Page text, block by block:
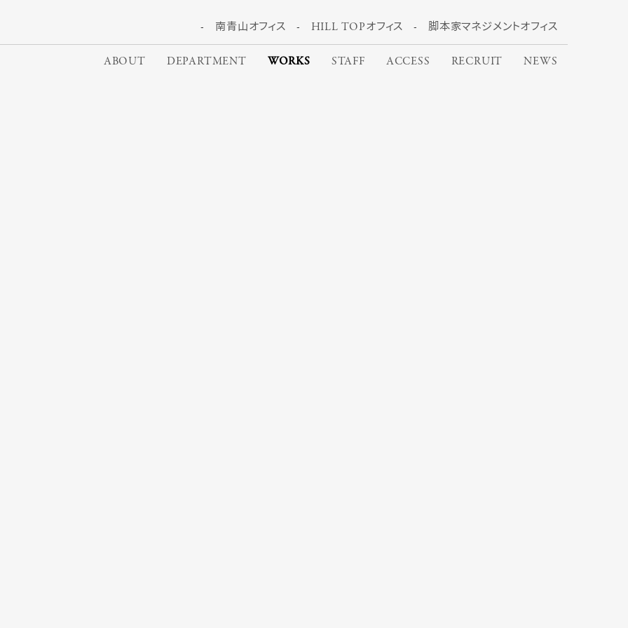
南青山オフィス HILL TOPオフィス 脚本家マネジメントオフィス
ABOUT DEPARTMENT WORKS STAFF ACCESS RECRUIT NEWS